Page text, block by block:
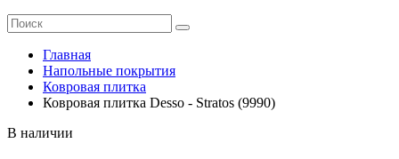
Главная
Напольные покрытия
Ковровая плитка
Ковровая плитка Desso - Stratos (9990)
В наличии